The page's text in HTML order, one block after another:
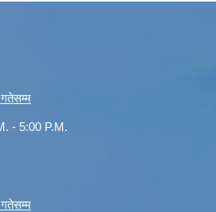
- 5:00 P.M.